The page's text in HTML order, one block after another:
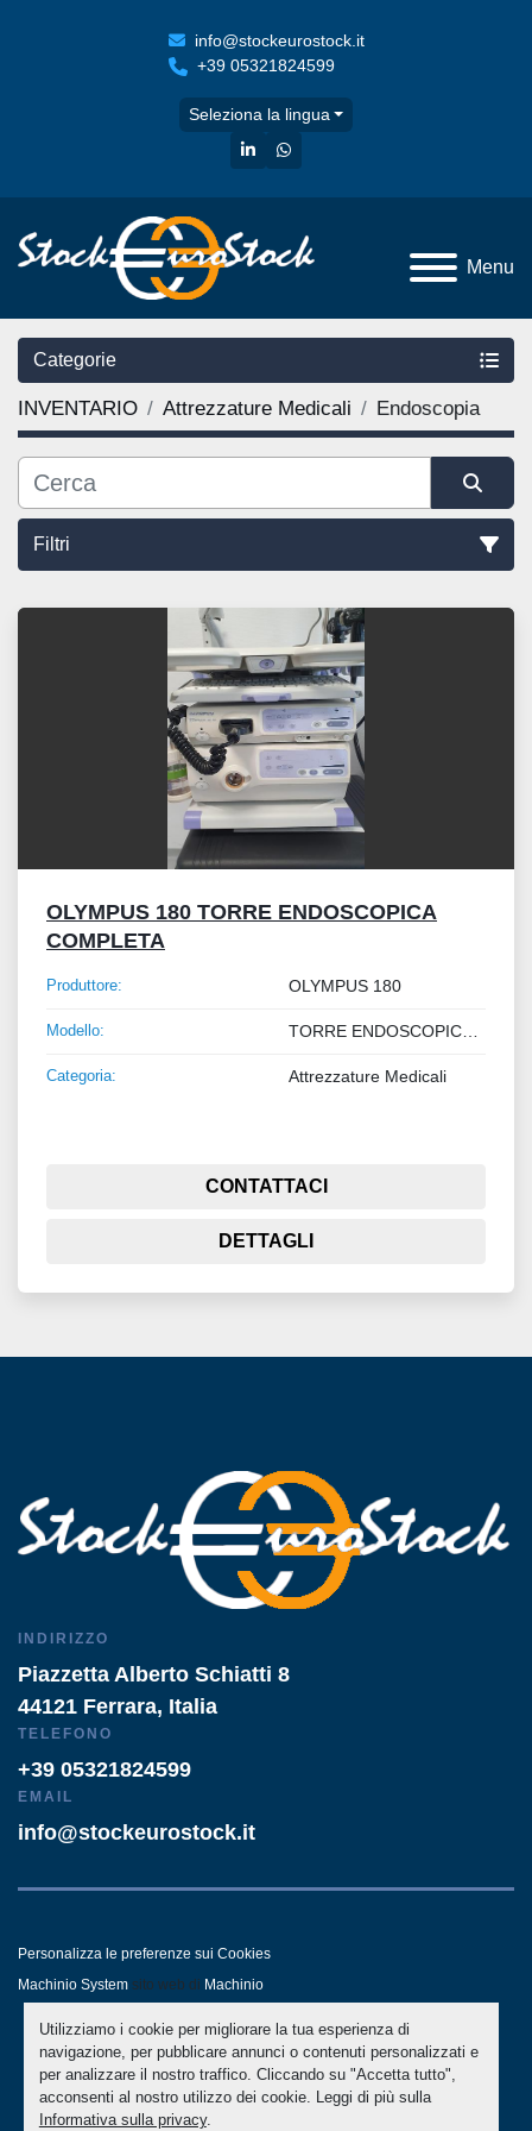
Utilizziamo i cookie per migliorare la tua esperienza di
navigazione, per pubblicare annunci o contenuti personalizzati e
per analizzare il nostro traffico. Cliccando su "Accetta tutto",
acconsenti al nostro utilizzo dei cookie. Leggi di più sulla
Informativa sulla privacy.
info@stockeurostock.it
+39 05321824599
Seleziona la lingua
linkedinwhatsapp
Menu
Categorie
INVENTARIO Attrezzature Medicali Endoscopia
Filtri
Ordina per
OLYMPUS 180 TORRE ENDOSCOPICA
COMPLETA
Produttore: OLYMPUS 180
Modello: TORRE ENDOSCOPICA COMPLETA
Categoria: Attrezzature Medicali
CONTATTACI
DETTAGLI
INDIRIZZO
Piazzetta Alberto Schiatti 8
44121 Ferrara, Italia
TELEFONO
+39 05321824599
EMAIL
info@stockeurostock.it
Personalizza le preferenze sui Cookies
Machinio System sito web di Machinio
- LINKEDIN - WHATSAPP